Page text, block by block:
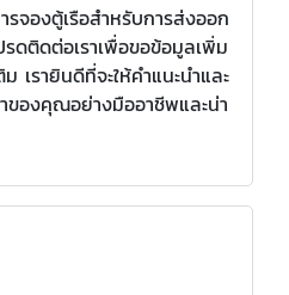
จองตู้เรือสำหรับการส่งออก
รดติดต่อเราเพื่อขอข้อมูลเพิ่ม
เรายินดีที่จะให้คำแนะนำและ
ของคุณอย่างมืออาชีพและน่า